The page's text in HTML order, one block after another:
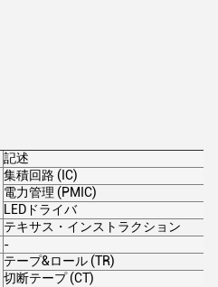
記述
集積回路 (IC)
電力管理 (PMIC)
LEDドライバ
テキサス・インストラクション
-
テープ&ロール (TR)
切断テープ (CT)